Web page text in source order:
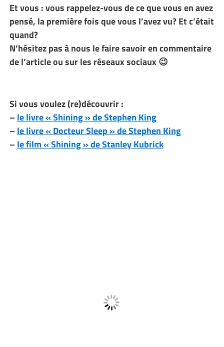
Et vous : vous rappelez-vous de ce que vous en avez
pensé, la première fois que vous l’avez vu? Et c’était
quand?
N’hésitez pas à nous le faire savoir en commentaire
de l’article ou sur les réseaux sociaux 😉
Si vous voulez (re)découvrir :
– le livre « Shining » de Stephen King
– le livre « Docteur Sleep » de Stephen King
– le film « Shining » de Stanley Kubrick